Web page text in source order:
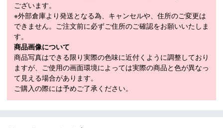
RADIUS（m）
133cm（13m）、143cm（14.5m）、
150cm（16m）
WEIGHT（1/2g）
モデル年
2024-2025
スキー 注意事項
ございます。
※外部倉庫より発送となる為、キャンセルや、住所のご変更は
できません。ご注文前に必ずご住所のご確認をお願いいたしま
す。
商品画像について
商品写真はできる限り実際の色味に近付くように調整しており
ますが、ご使用の画面環境によっては実際の商品と色が異なっ
て見える場合があります。
ご購入の際には予めご了承ください。